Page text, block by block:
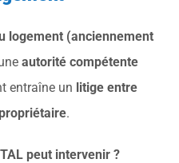
logement (anciennement
autorité compétente
entraîne un litige entre
.
peut intervenir ?